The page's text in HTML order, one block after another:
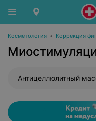
Косметология • Коррекция
Антицеллюлитный